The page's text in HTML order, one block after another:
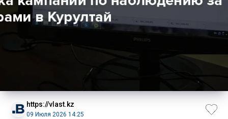
https://vlast.kz
09 Июля 2026 14:25